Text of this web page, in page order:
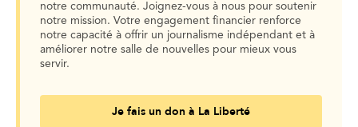
notre communauté. Joignez-vous à nous pour soutenir
notre mission. Votre engagement financier renforce
notre capacité à offrir un journalisme indépendant et à
améliorer notre salle de nouvelles pour mieux vous
servir.
Je fais un don à La Liberté